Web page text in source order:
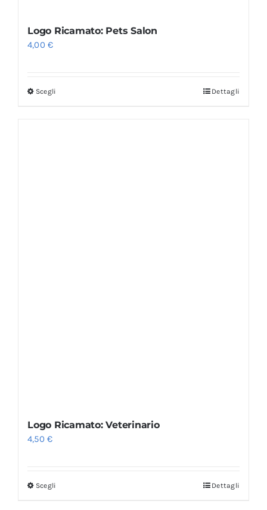
Logo Ricamato: Pets Salon
4,00€
Scegli Dettagli
Logo Ricamato: Veterinario
4,50€
Scegli Dettagli